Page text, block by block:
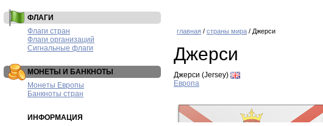
ФЛАГИ
Флаги стран
Флаги организаций
Сигнальные флаги
МОНЕТЫ И БАНКНОТЫ
Монеты Европы
Банкноты стран
ИНФОРМАЦИЯ
главная / страны мира / Джерси
Джерси
Джерси (Jersey)
Европа